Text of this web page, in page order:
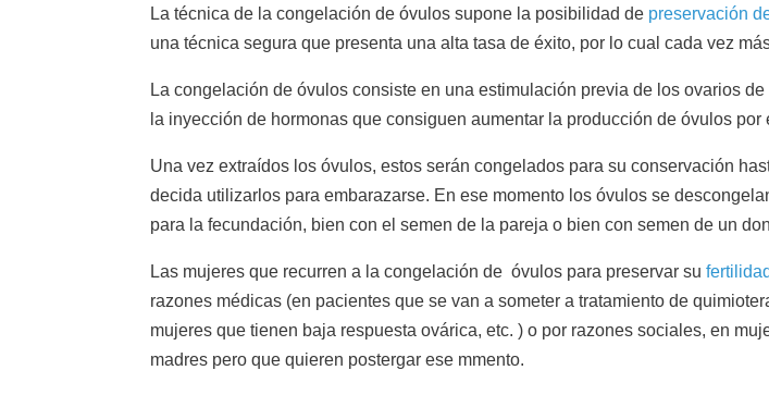
La técnica de la congelación de óvulos supone la posibilidad de preservación
una técnica segura que presenta una alta tasa de éxito, por lo cual cada vez
La congelación de óvulos consiste en una estimulación previa de los ovarios de
la inyección de hormonas que consiguen aumentar la producción de óvulos por
Una vez extraídos los óvulos, estos serán congelados para su conservación
decida utilizarlos para embarazarse. En ese momento los óvulos se
para la fecundación, bien con el semen de la pareja o bien con semen de un
Las mujeres que recurren a la congelación de óvulos para preservar su fertilidad
razones médicas (en pacientes que se van a someter a tratamiento de
mujeres que tienen baja respuesta ovárica, etc. ) o por razones sociales, en
madres pero que quieren postergar ese mmento.